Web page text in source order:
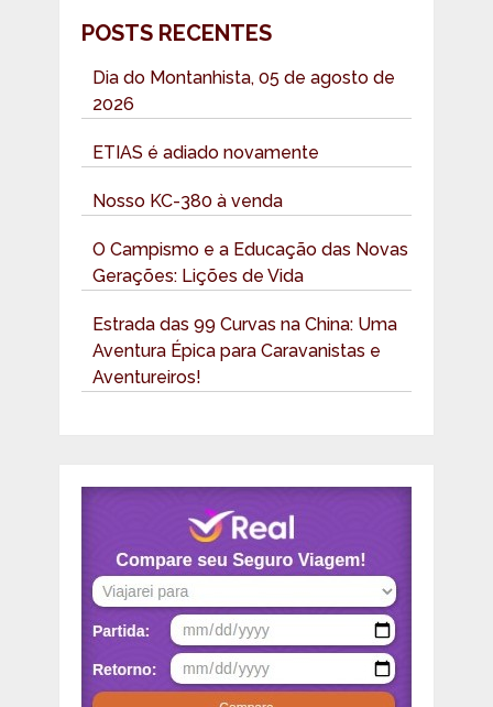
POSTS RECENTES
Dia do Montanhista, 05 de agosto de
2026
ETIAS é adiado novamente
Nosso KC-380 à venda
O Campismo e a Educação das Novas
Gerações: Lições de Vida
Estrada das 99 Curvas na China: Uma
Aventura Épica para Caravanistas e
Aventureiros!